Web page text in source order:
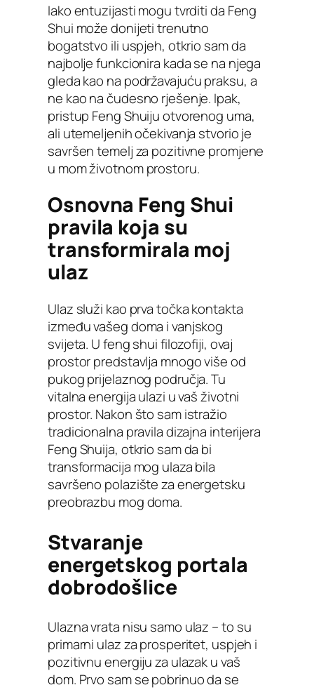
Iako entuzijasti mogu tvrditi da Feng
Shui može donijeti trenutno
bogatstvo ili uspjeh, otkrio sam da
najbolje funkcionira kada se na njega
gleda kao na podržavajuću praksu, a
ne kao na čudesno rješenje. Ipak,
pristup Feng Shuiju otvorenog uma,
ali utemeljenih očekivanja stvorio je
savršen temelj za pozitivne promjene
u mom životnom prostoru.
Osnovna Feng Shui
pravila koja su
transformirala moj
ulaz
Ulaz služi kao prva točka kontakta
između vašeg doma i vanjskog
svijeta. U feng shui filozofiji, ovaj
prostor predstavlja mnogo više od
pukog prijelaznog područja. Tu
vitalna energija ulazi u vaš životni
prostor. Nakon što sam istražio
tradicionalna pravila dizajna interijera
Feng Shuija, otkrio sam da bi
transformacija mog ulaza bila
savršeno polazište za energetsku
preobrazbu mog doma.
Stvaranje
energetskog portala
dobrodošlice
Ulazna vrata nisu samo ulaz – to su
primarni ulaz za prosperitet, uspjeh i
pozitivnu energiju za ulazak u vaš
dom. Prvo sam se pobrinuo da se